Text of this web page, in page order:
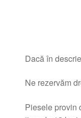
Dacă în
Ne rezervăm
Piesele provin